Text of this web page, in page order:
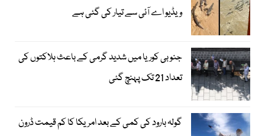
ویڈیو اے آئی سے تیار کی گئی ہے
جنوبی کوریا میں شدید گرمی کے باعث ہلاکتوں کی
تعداد 21 تک پہنچ گئی
گولہ بارود کی کمی کے بعد امریکا کا کم قیمت ڈرون